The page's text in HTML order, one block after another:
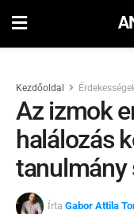
Kezdőoldal
Az izmok
halálozás
tanulmány
Írta Gabor Attila